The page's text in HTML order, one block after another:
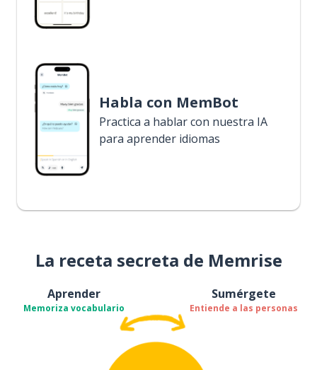
Habla con MemBot
Practica a hablar con nuestra IA
para aprender idiomas
La receta secreta de Memrise
Aprender
Memoriza vocabulario
Sumérgete
Entiende a las personas